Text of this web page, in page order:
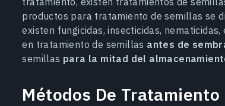
productos para tratamiento de semillas se
existen fungicidas, insecticidas,
en tratamiento de semillas antes de
semillas para la mitad del
Métodos De Tratamiento